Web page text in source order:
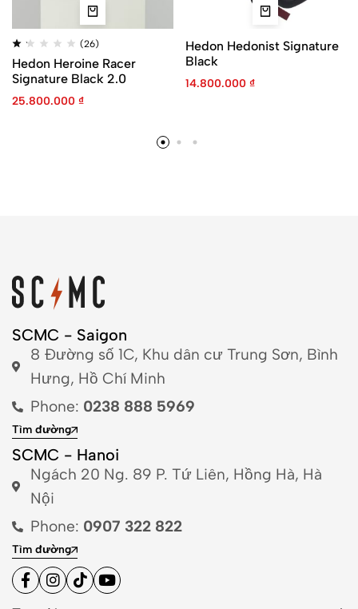
(26)
Hedon Heroine Racer
Signature Black 2.0
25.800.000 ₫
Hedon Hedonist Signature
Black
14.800.000 ₫
SCMC - Saigon
8 Đường số 1C, Khu dân cư Trung Sơn, Bình
Hưng, Hồ Chí Minh
Phone: 0238 888 5969
Tìm đường
SCMC - Hanoi
Ngách 20 Ng. 89 P. Tứ Liên, Hồng Hà, Hà
Nội
Phone: 0907 322 822
Tìm đường